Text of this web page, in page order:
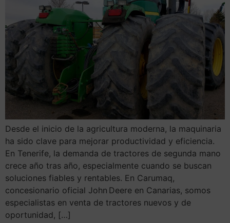
Desde el inicio de la agricultura moderna, la maquinaria
ha sido clave para mejorar productividad y eficiencia.
En Tenerife, la demanda de tractores de segunda mano
crece año tras año, especialmente cuando se buscan
soluciones fiables y rentables. En Carumaq,
concesionario oficial John Deere en Canarias, somos
especialistas en venta de tractores nuevos y de
oportunidad, […]